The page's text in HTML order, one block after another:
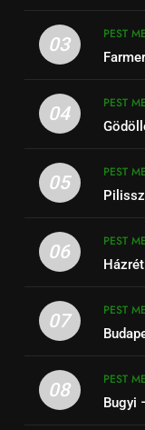
03
PEST
04
PEST
05
PEST
06
PEST
07
PEST
08
PEST
Bugyi